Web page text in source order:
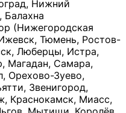
Нижний
Балахна
(Нижегородская
Тюмень, Ростов-
Люберцы, Истра,
Магадан, Самара,
Орехово-Зуево,
Звенигород,
Краснокамск, Миасс,